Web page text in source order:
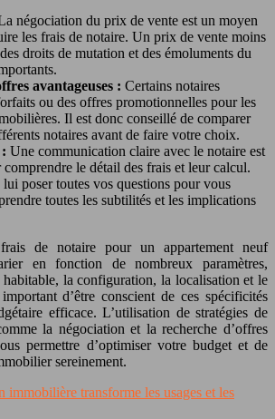
négociation du prix de vente est un moyen
les frais de notaire. Un prix de vente moins
droits de mutation et des émoluments du
avantageuses : Certains notaires
ou des offres promotionnelles pour les
Il est donc conseillé de comparer
notaires avant de faire votre choix.
Une communication claire avec le notaire est
comprendre le détail des frais et leur calcul.
lui poser toutes vos questions pour vous
toutes les subtilités et les implications
de notaire pour un appartement neuf
en fonction de nombreux paramètres,
habitable, la configuration, la localisation et le
d’être conscient de ces spécificités
efficace. L’utilisation de stratégies de
la négociation et la recherche d’offres
permettre d’optimiser votre budget et de
sereinement.
immobilière transforme les usages et les